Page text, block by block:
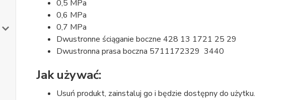
0,5 MPa
0,6 MPa
0,7 MPa
Dwustronne ściąganie boczne 428 13 1721 25 29
Dwustronna prasa boczna 5711172329 3440
Jak używać:
Usuń produkt, zainstaluj go i będzie dostępny do użytku.